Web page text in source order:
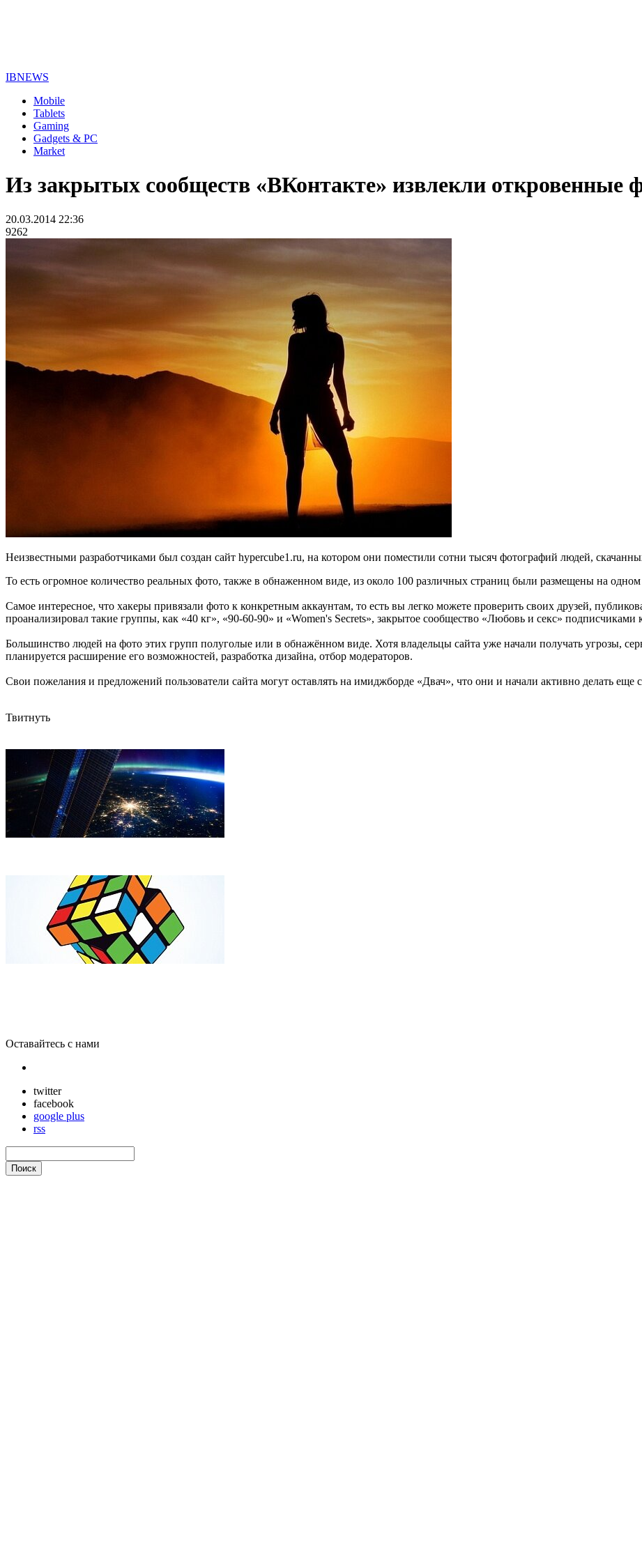
IBNEWS
Mobile
Tablets
Gaming
Gadgets & PC
Market
Из закрытых сообществ «ВКонтакте» извлекли откровенные
20.03.2014 22:36
9262
Неизвестными разработчиками был создан сайт hypercube1.ru, на котором они поместили сотни тысяч фотографий людей,
То есть огромное количество реальных фото, также в обнаженном виде, из около 100 различных страниц были размещены на
Самое интересное, что хакеры привязали фото к конкретным аккаунтам, то есть вы легко можете проверить своих друзей,
проанализировал такие группы, как «40 кг», «90-60-90» и «Women's Secrets», закрытое сообщество «Любовь и секс»
Большинство людей на фото этих групп полуголые или в обнажённом виде. Хотя владельцы сайта уже начали получать угрозы,
планируется расширение его возможностей, разработка дизайна, отбор модераторов.
Свои пожелания и предложений пользователи сайта могут оставлять на имиджборде «Двач», что они и начали активно делать еще
Твитнуть
Оставайтесь с нами
twitter
facebook
google plus
rss